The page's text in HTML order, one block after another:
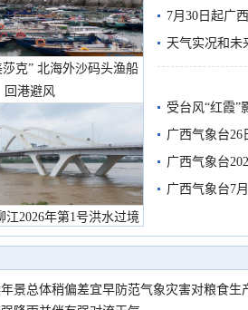
克” 北海外沙码头渔船
回港避风
江2026年第1号洪水过境
堤岸见证汛况
7月30日起广
天气实况和未
受台风“红霞”
有较强降雨
广西气象台26
广西气象台
预警
广西气象台7
景总体稍偏差宜早防范气象灾害对粮食生